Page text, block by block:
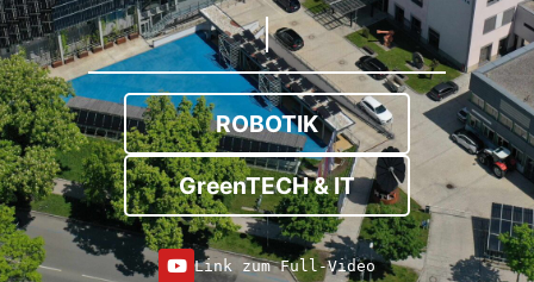
ROBOTIK
GreenTECH & IT
Link zum Full-Video